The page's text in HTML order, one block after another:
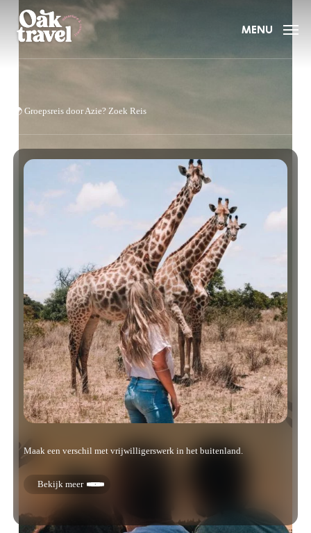
main
MENU
🌍 Groepsreis door Azie? Zoek Reis
Maak een verschil met vrijwilligerswerk in het buitenland.
Bekijk meer